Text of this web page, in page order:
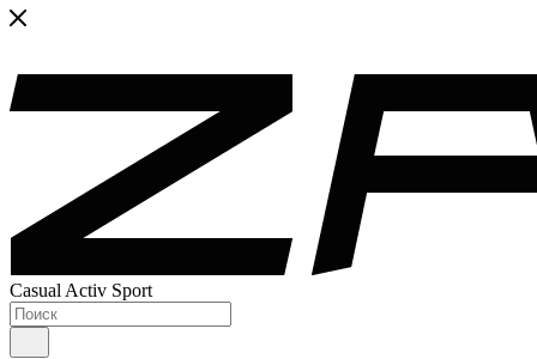
Casual Activ Sport